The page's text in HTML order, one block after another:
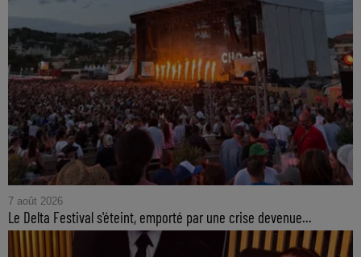
7 août 2026
Le Delta Festival s'éteint, emporté par une crise devenue...